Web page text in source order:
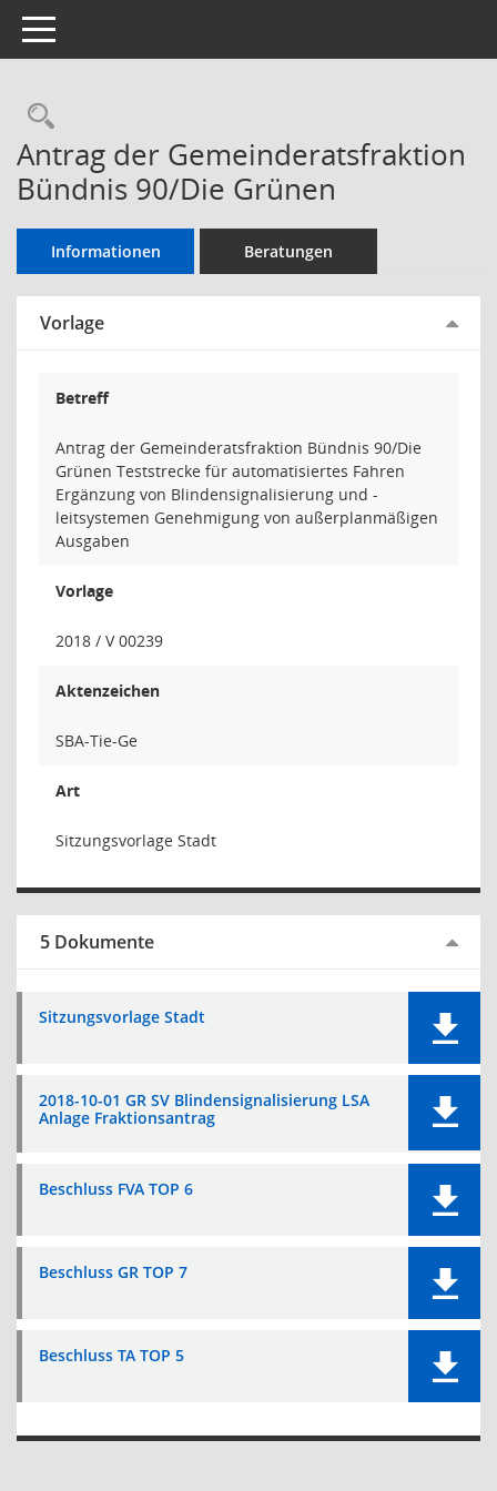
Toggle navigation
Rechercheauswahl
Antrag der Gemeinderatsfraktion
Bündnis 90/Die Grünen
Informationen Beratungen
Vorlage
Betreff
Antrag der Gemeinderatsfraktion Bündnis 90/Die
Grünen Teststrecke für automatisiertes Fahren
Ergänzung von Blindensignalisierung und -
leitsystemen Genehmigung von außerplanmäßigen
Ausgaben
Vorlage
2018 / V 00239
Aktenzeichen
SBA-Tie-Ge
Art
Sitzungsvorlage Stadt
5 Dokumente
Sitzungsvorlage Stadt
2018-10-01 GR SV Blindensignalisierung LSA
Anlage Fraktionsantrag
Beschluss FVA TOP 6
Beschluss GR TOP 7
Beschluss TA TOP 5